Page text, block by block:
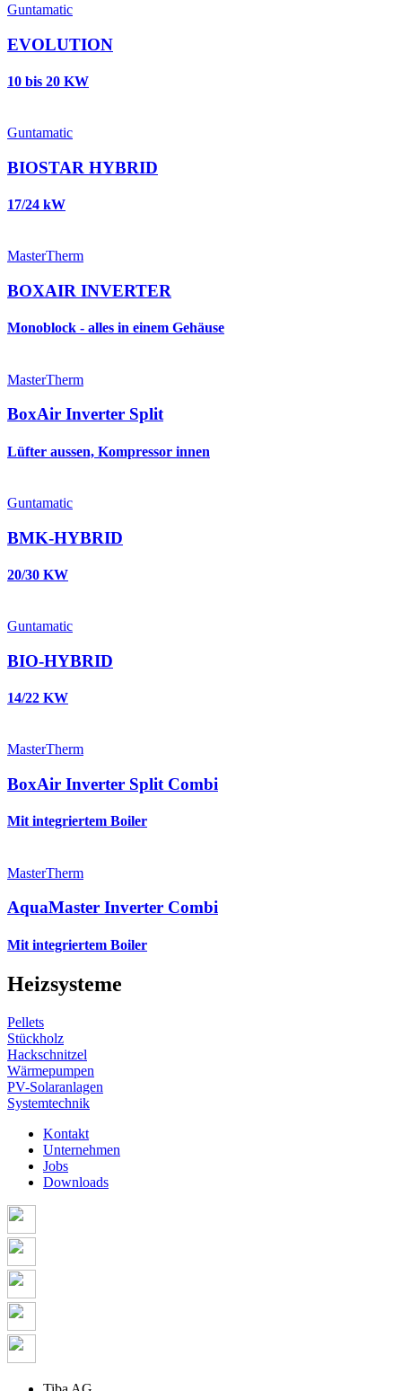
Guntamatic
EVOLUTION
10 bis 20 KW
Guntamatic
BIOSTAR HYBRID
17/24 kW
MasterTherm
BOXAIR INVERTER
Monoblock - alles in einem Gehäuse
MasterTherm
BoxAir Inverter Split
Lüfter aussen, Kompressor innen
Guntamatic
BMK-HYBRID
20/30 KW
Guntamatic
BIO-HYBRID
14/22 KW
MasterTherm
BoxAir Inverter Split Combi
Mit integriertem Boiler
MasterTherm
AquaMaster Inverter Combi
Mit integriertem Boiler
Heizsysteme
Pellets
Stückholz
Hackschnitzel
Wärmepumpen
PV-Solaranlagen
Systemtechnik
Kontakt
Unternehmen
Jobs
Downloads